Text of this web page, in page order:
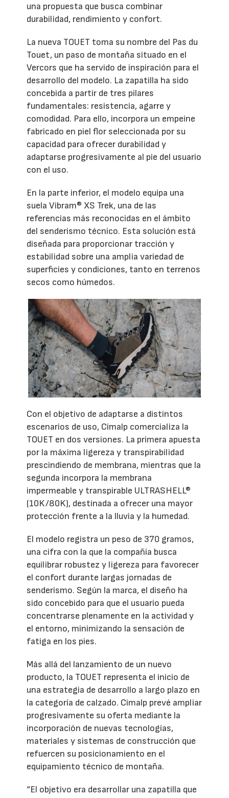
una propuesta que busca combinar
durabilidad, rendimiento y confort.
La nueva TOUET toma su nombre del Pas du
Touet, un paso de montaña situado en el
Vercors que ha servido de inspiración para el
desarrollo del modelo. La zapatilla ha sido
concebida a partir de tres pilares
fundamentales: resistencia, agarre y
comodidad. Para ello, incorpora un empeine
fabricado en piel flor seleccionada por su
capacidad para ofrecer durabilidad y
adaptarse progresivamente al pie del usuario
con el uso.
En la parte inferior, el modelo equipa una
suela Vibram® XS Trek, una de las
referencias más reconocidas en el ámbito
del senderismo técnico. Esta solución está
diseñada para proporcionar tracción y
estabilidad sobre una amplia variedad de
superficies y condiciones, tanto en terrenos
secos como húmedos.
Con el objetivo de adaptarse a distintos
escenarios de uso, Cimalp comercializa la
TOUET en dos versiones. La primera apuesta
por la máxima ligereza y transpirabilidad
prescindiendo de membrana, mientras que la
segunda incorpora la membrana
impermeable y transpirable ULTRASHELL®
(10K/80K), destinada a ofrecer una mayor
protección frente a la lluvia y la humedad.
El modelo registra un peso de 370 gramos,
una cifra con la que la compañía busca
equilibrar robustez y ligereza para favorecer
el confort durante largas jornadas de
senderismo. Según la marca, el diseño ha
sido concebido para que el usuario pueda
concentrarse plenamente en la actividad y
el entorno, minimizando la sensación de
fatiga en los pies.
Más allá del lanzamiento de un nuevo
producto, la TOUET representa el inicio de
una estrategia de desarrollo a largo plazo en
la categoría de calzado. Cimalp prevé ampliar
progresivamente su oferta mediante la
incorporación de nuevas tecnologías,
materiales y sistemas de construcción que
refuercen su posicionamiento en el
equipamiento técnico de montaña.
“El objetivo era desarrollar una zapatilla que